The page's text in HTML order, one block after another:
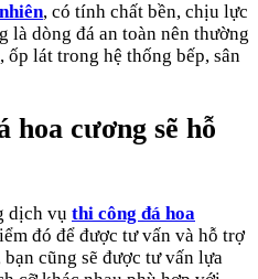
, có tính chất bền, chịu lực
dòng đá an toàn nên thường
ốp lát trong hệ thống bếp, sân
hoa cương sẽ hỗ
dịch vụ thi công đá hoa
đó để được tư vấn và hỗ trợ
cũng sẽ được tư vấn lựa